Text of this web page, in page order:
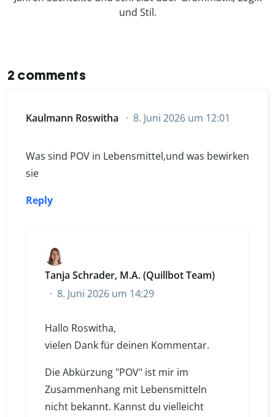
und Stil.
2 comments
Kaulmann Roswitha 8. Juni 2026 um 12:01
Was sind POV in Lebensmittel,und was bewirken
sie
Reply
Tanja Schrader, M.A. (Quillbot Team)
8. Juni 2026 um 14:29
Hallo Roswitha,
vielen Dank für deinen Kommentar.
Die Abkürzung "POV" ist mir im
Zusammenhang mit Lebensmitteln
nicht bekannt. Kannst du vielleicht